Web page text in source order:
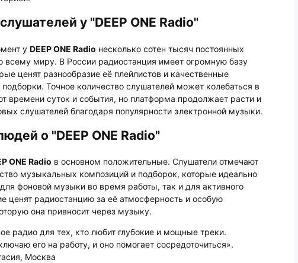
у "DEEP ONE Radio"
у DEEP ONE Radio несколько сотен тысяч постоянных
всему миру. В России радиостанция имеет огромную базу
ценят разнообразие её плейлистов и качественные
Точное количество слушателей может колебаться в
времени суток и события, но платформа продолжает расти и
слушателей благодаря популярности электронной музыки.
о "DEEP ONE Radio"
ONE Radio в основном положительные. Слушатели отмечают
музыкальных композиций и подборок, которые идеально
фоновой музыки во время работы, так и для активного
ценят радиостанцию за её атмосферность и особую
она привносит через музыку.
радио для тех, кто любит глубокие и мощные треки.
его на работу, и оно помогает сосредоточиться».
Москва